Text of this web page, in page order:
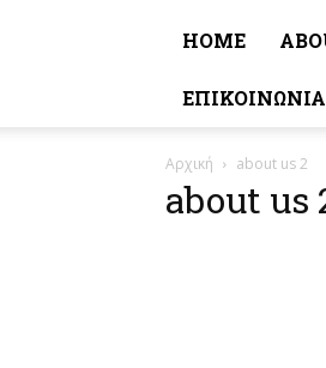
HOME
ΕΠΙΚΟΙΝΩΝΊΑ
Αρχική about us 2
about us